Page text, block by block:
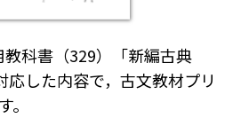
科書（329）「新編古典
応した内容で，古文教材プリ